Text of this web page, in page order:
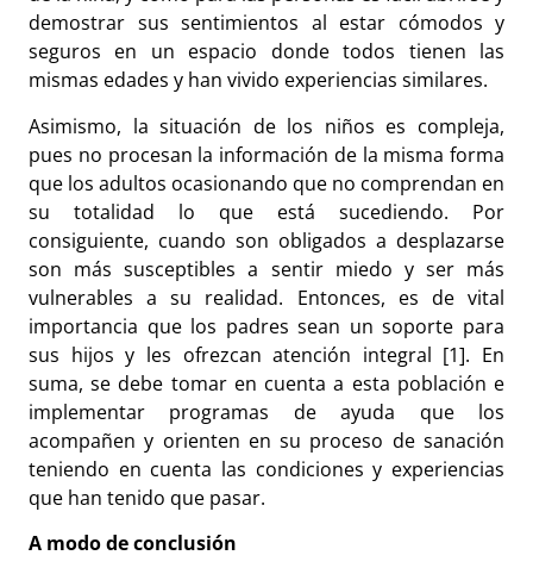
demostrar sus sentimientos al estar cómodos y
seguros en un espacio donde todos tienen las
mismas edades y han vivido experiencias similares.
Asimismo, la situación de los niños es compleja,
pues no procesan la información de la misma forma
que los adultos ocasionando que no comprendan en
su totalidad lo que está sucediendo. Por
consiguiente, cuando son obligados a desplazarse
son más susceptibles a sentir miedo y ser más
vulnerables a su realidad. Entonces, es de vital
importancia que los padres sean un soporte para
sus hijos y les ofrezcan atención integral [1]. En
suma, se debe tomar en cuenta a esta población e
implementar programas de ayuda que los
acompañen y orienten en su proceso de sanación
teniendo en cuenta las condiciones y experiencias
que han tenido que pasar.
A modo de conclusión